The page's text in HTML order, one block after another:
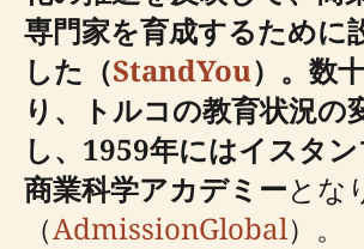
専門家を育成するために
した（StandYou）。数
り、トルコの教育状況の
し、1959年にはイスタ
商業科学アカデミーとな
（AdmissionGlobal）。